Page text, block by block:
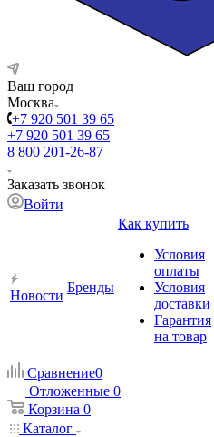
Ваш город
Москва
+7 920 501 39 65
+7 920 501 39 65
8 800 201-26-87
Заказать звонок
Войти
Новости
Бренды
Как купить
Условия
оплаты
Условия
доставки
Гарантия
на товар
Сравнение0
Отложенные 0
Корзина 0
Каталог